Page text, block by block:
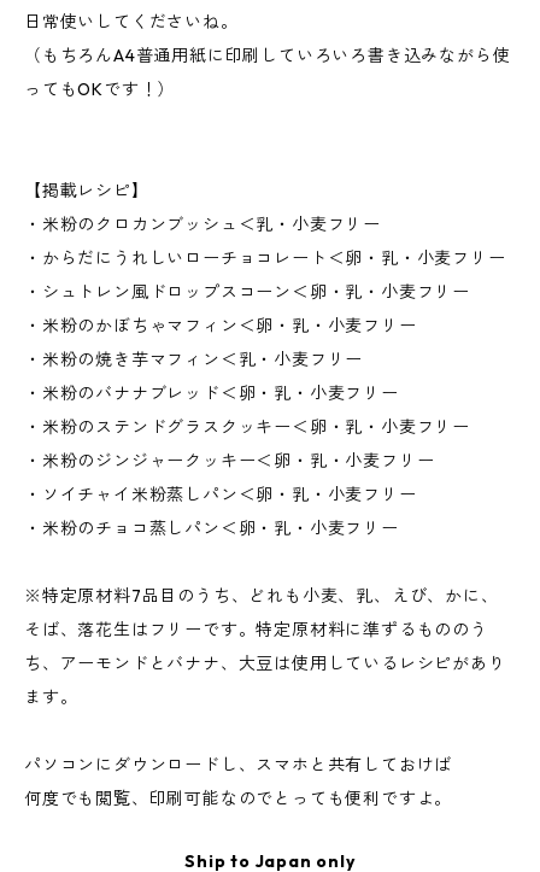
日常使いしてくださいね。
（もちろんA4普通用紙に印刷していろいろ書き込みながら使
ってもOKです！）
【掲載レシピ】
・米粉のクロカンブッシュ＜乳・小麦フリー
・からだにうれしいローチョコレート＜卵・乳・小麦フリー
・シュトレン風ドロップスコーン＜卵・乳・小麦フリー
・米粉のかぼちゃマフィン＜卵・乳・小麦フリー
・米粉の焼き芋マフィン＜乳・小麦フリー
・米粉のバナナブレッド＜卵・乳・小麦フリー
・米粉のステンドグラスクッキー＜卵・乳・小麦フリー
・米粉のジンジャークッキー＜卵・乳・小麦フリー
・ソイチャイ米粉蒸しパン＜卵・乳・小麦フリー
・米粉のチョコ蒸しパン＜卵・乳・小麦フリー
※特定原材料7品目のうち、どれも小麦、乳、えび、かに、
そば、落花生はフリーです。特定原材料に準ずるもののう
ち、アーモンドとバナナ、大豆は使用しているレシピがあり
ます。
パソコンにダウンロードし、スマホと共有しておけば
何度でも閲覧、印刷可能なのでとっても便利ですよ。
Ship to Japan only